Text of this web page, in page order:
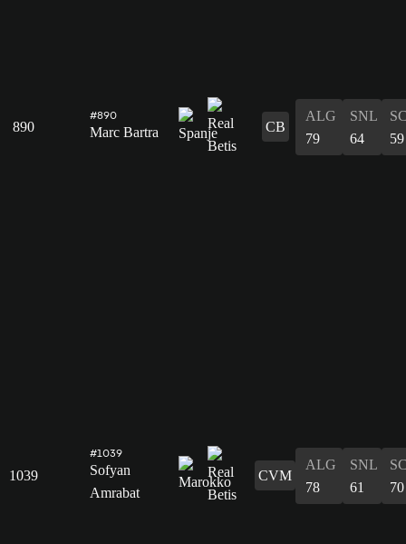
890
#890
Marc Bartra CB
ALG
79
SNL
64
59
1039
#1039
Sofyan
Amrabat
CVM
ALG
78
SNL
61
70